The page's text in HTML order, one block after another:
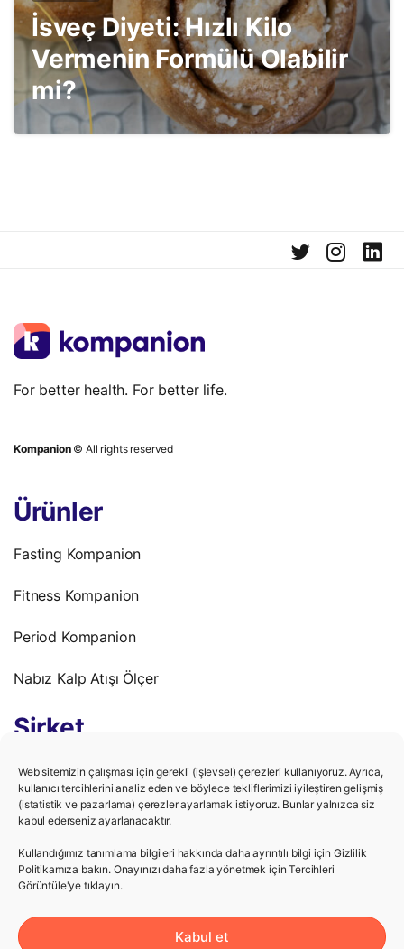
Web sitemizin çalışması için gerekli (işlevsel) çerezleri kullanıyoruz. Ayrıca,
kullanıcı tercihlerini analiz eden ve böylece tekliflerimizi iyileştiren gelişmiş
(istatistik ve pazarlama) çerezler ayarlamak istiyoruz. Bunlar yalnızca siz
kabul ederseniz ayarlanacaktır.
Kullandığımız tanımlama bilgileri hakkında daha ayrıntılı bilgi için Gizlilik
Politikamıza bakın. Onayınızı daha fazla yönetmek için Tercihleri ​​
Görüntüle'ye tıklayın.
Kabul et
İsveç Diyeti: Hızlı Kilo
Vermenin Formülü Olabilir
mi?
For better health. For better life.
Kompanion© All rights reserved
Ürünler
Fasting Kompanion
Fitness Kompanion
Period Kompanion
Nabız Kalp Atışı Ölçer
Şirket
Gizlilik Politikası
Kullanım Şartları
Kariyer
Yardım